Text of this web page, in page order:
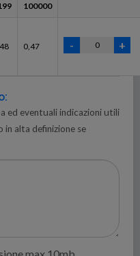
100000
0,47
ed eventuali indicazioni utili
in alta definizione se